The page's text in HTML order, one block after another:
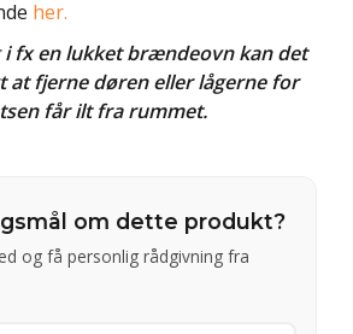
her.
fx en lukket brændeovn kan det
at fjerne døren eller lågerne for
får ilt fra rummet.
om dette produkt?
og få personlig rådgivning fra